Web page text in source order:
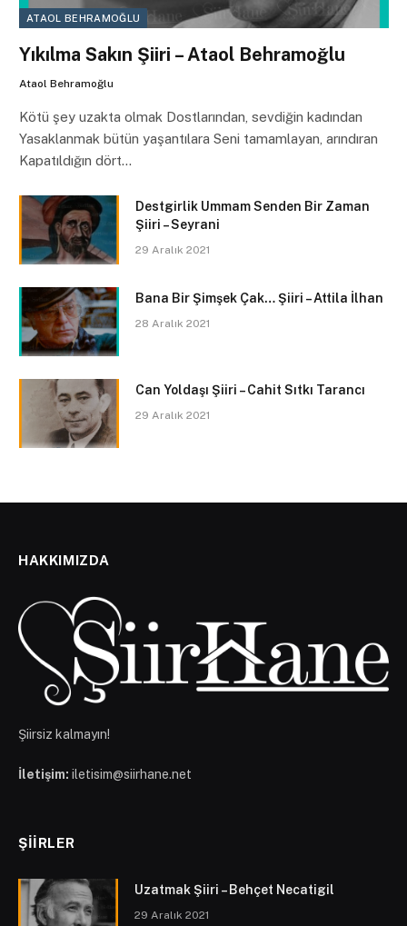
ATAOL BEHRAMOĞLU
Yıkılma Sakın Şiiri – Ataol Behramoğlu
Ataol Behramoğlu
Kötü şey uzakta olmak Dostlarından, sevdiğin kadından
Yasaklanmak bütün yaşantılara Seni tamamlayan, arındıran
Kapatıldığın dört…
Destgirlik Ummam Senden Bir Zaman
Şiiri – Seyrani
29 Aralık 2021
Bana Bir Şimşek Çak… Şiiri – Attila İlhan
28 Aralık 2021
Can Yoldaşı Şiiri – Cahit Sıtkı Tarancı
29 Aralık 2021
HAKKIMIZDA
Şiirsiz kalmayın!
İletişim: iletisim@siirhane.net
ŞIIRLER
Uzatmak Şiiri – Behçet Necatigil
29 Aralık 2021